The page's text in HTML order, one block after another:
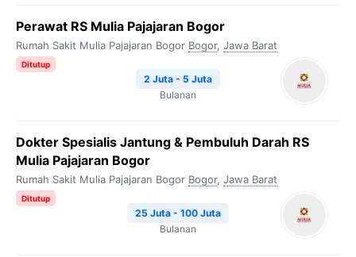
Perawat RS Mulia Pajajaran Bogor
Rumah Sakit Mulia Pajajaran Bogor Bogor, Jawa Barat
Ditutup
2 Juta - 5 Juta
Bulanan
Dokter Spesialis Jantung & Pembuluh Darah RS
Mulia Pajajaran Bogor
Rumah Sakit Mulia Pajajaran Bogor Bogor, Jawa Barat
Ditutup
25 Juta - 100 Juta
Bulanan